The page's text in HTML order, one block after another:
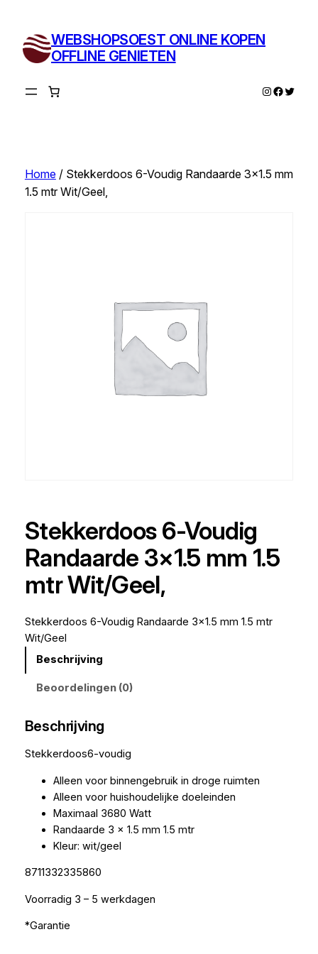
inhoud
WEBSHOPSOEST ONLINE KOPEN
OFFLINE GENIETEN
Instagram
Twitter
Home/ Stekkerdoos 6-Voudig Randaarde 3×1.5 mm
1.5 mtr Wit/Geel,
Stekkerdoos 6-Voudig
Randaarde 3×1.5 mm 1.5
mtr Wit/Geel,
Stekkerdoos 6-Voudig Randaarde 3×1.5 mm 1.5 mtr
Wit/Geel
Beschrijving
Beoordelingen (0)
Beschrijving
Stekkerdoos6-voudig
Alleen voor binnengebruik in droge ruimten
Alleen voor huishoudelijke doeleinden
Maximaal 3680 Watt
Randaarde 3 x 1.5 mm 1.5 mtr
Kleur: wit/geel
8711332335860
Voorradig 3 – 5 werkdagen
*Garantie